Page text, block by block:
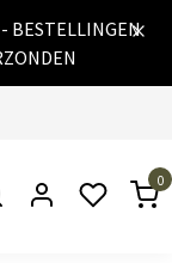
BESTELLINGEN
0